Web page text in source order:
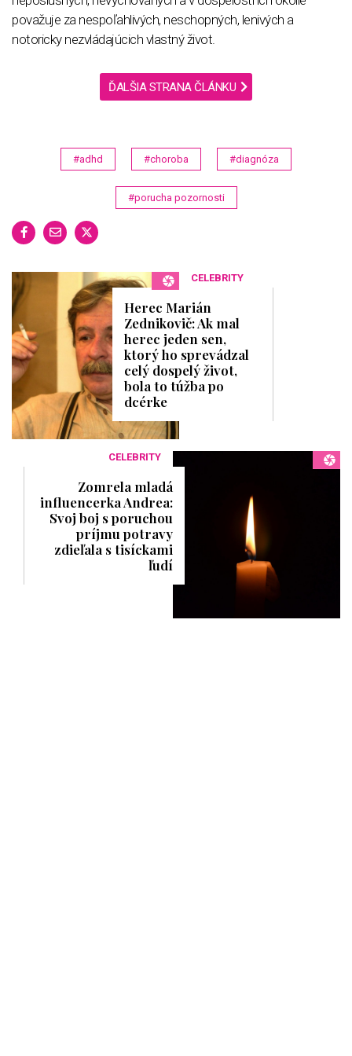
považuje za nespoľahlivých, neschopných, lenivých a
notoricky nezvládajúcich vlastný život.
ĎALŠIA STRANA ČLÁNKU
#adhd #choroba #diagnóza
#porucha pozornosti
CELEBRITY
Herec Marián
Zednikovič: Ak mal
herec jeden sen,
ktorý ho sprevádzal
celý dospelý život,
bola to túžba po
dcérke
CELEBRITY
Zomrela mladá
influencerka Andrea:
Svoj boj s poruchou
príjmu potravy
zdieľala s tisíckami
ľudí